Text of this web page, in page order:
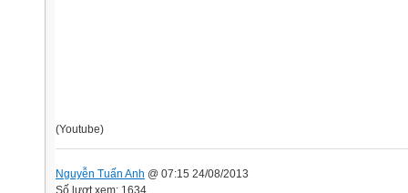
(Youtube)
Nguyễn Tuấn Anh @ 07:15 24/08/2013
Số lượt xem: 1634